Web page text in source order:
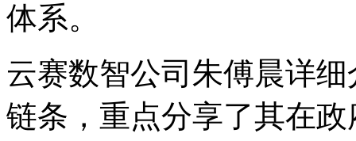
体系。
云赛数智公司朱傅晨详
链条，重点分享了其在